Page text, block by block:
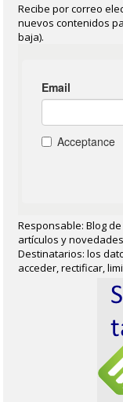
Recibe por correo
nuevos contenidos
baja).
Responsable: Blog
artículos y
Destinatarios: los
acceder, rectificar,